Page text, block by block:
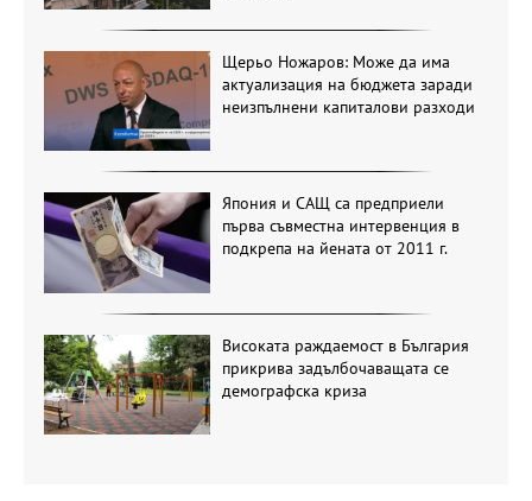
Щерьо Ножаров: Може да има
актуализация на бюджета заради
неизпълнени капиталови разходи
Япония и САЩ са предприели
първа съвместна интервенция в
подкрепа на йената от 2011 г.
Високата раждаемост в България
прикрива задълбочаващата се
демографска криза